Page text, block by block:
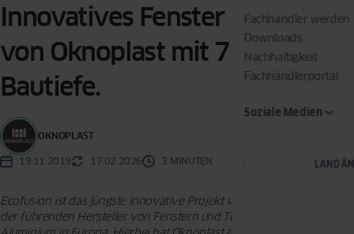
Fachhändler werden
Downloads
Nachhaltigkeit
Fachhändlerportal
Soziale Medien
LAND
Innovatives Fenster Ecofusion
von Oknoplast mit 76 mm
Bautiefe.
OKNOPLAST
19.11.2019 17.02.2026 3 MINUTEN
Ecofusion ist das jüngste innovative Projekt von Oknoplast, einem
der führenden Hersteller von Fenstern und Türen aus Kunststoff und